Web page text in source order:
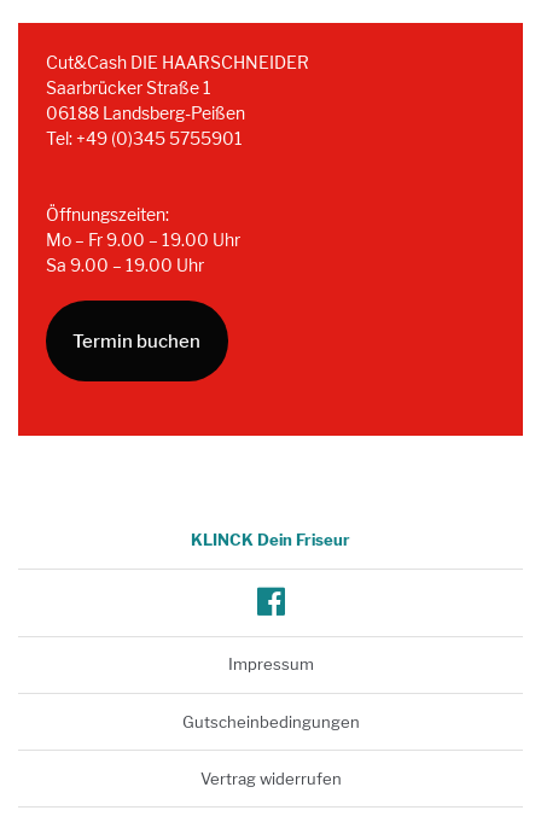
Cut&Cash DIE HAARSCHNEIDER
Saarbrücker Straße 1
06188 Landsberg-Peißen
Tel: +49 (0)345 5755901
Öffnungszeiten:
Mo – Fr 9.00 – 19.00 Uhr
Sa 9.00 – 19.00 Uhr
Termin buchen
KLINCK Dein Friseur
Impressum
Gutscheinbedingungen
Vertrag widerrufen